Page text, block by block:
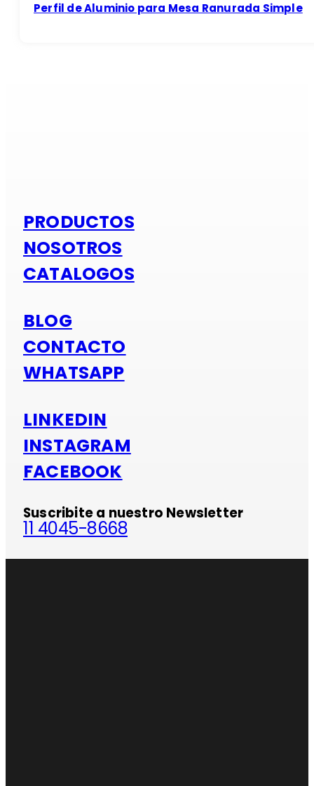
Perfil de Aluminio para Mesa Ranurada Simple
PRODUCTOS
NOSOTROS
CATALOGOS
BLOG
CONTACTO
WHATSAPP
LINKEDIN
INSTAGRAM
FACEBOOK
Suscribite a nuestro Newsletter
11 4045-8668